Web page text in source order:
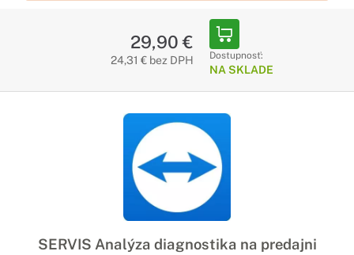
29,90 €
24,31 € bez DPH Dostupnosť:
NA SKLADE
SERVIS Analýza diagnostika na predajni